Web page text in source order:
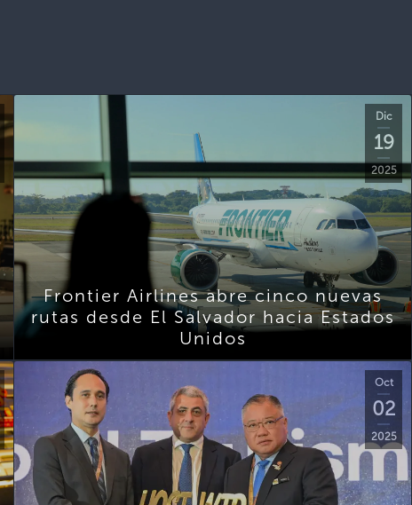
Dic
19
2025
Frontier Airlines abre cinco nuevas
rutas desde El Salvador hacia Estados
Unidos
Oct
02
2025